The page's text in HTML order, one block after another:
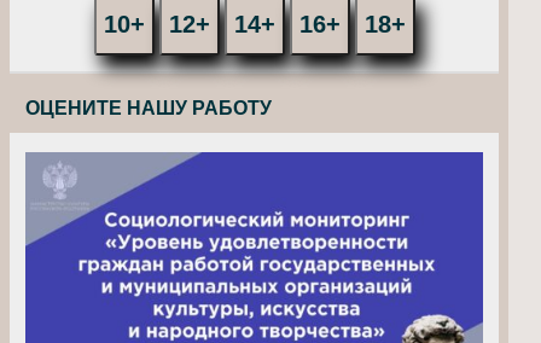
10+ 12+ 14+ 16+ 18+
ОЦЕНИТЕ НАШУ РАБОТУ